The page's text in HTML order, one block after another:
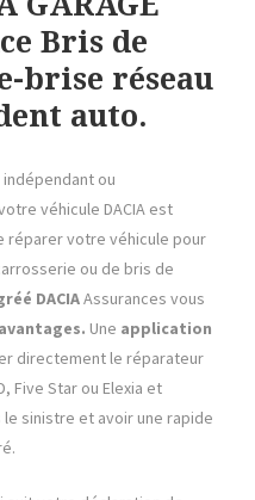
Bris de
brise réseau
auto.
indépendant ou
véhicule DACIA est
réparer votre véhicule pour
ou de bris de
DACIAAssurances vous
Une application
directement le réparateur
Five Star ou Elexia et
sinistre et avoir une rapide